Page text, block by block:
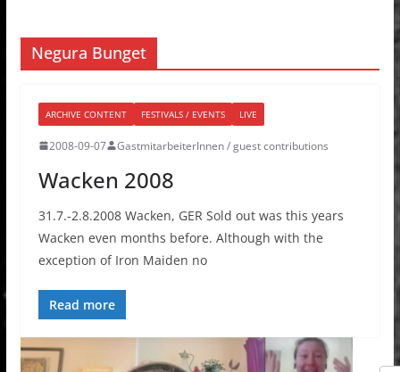
Negura Bunget
ARCHIVE CONTENT FESTIVALS / EVENTS LIVE
2008-09-07 GastmitarbeiterInnen / guest contributions
Wacken 2008
31.7.-2.8.2008 Wacken, GER Sold out was this years
Wacken even months before. Although with the
exception of Iron Maiden no
Read more